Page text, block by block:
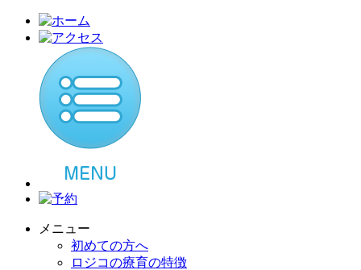
メニュー
初めての方へ
ロジコの療育の特徴